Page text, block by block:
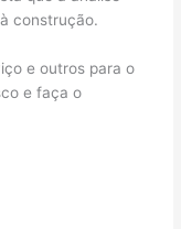
construção.
e outros para o
e faça o